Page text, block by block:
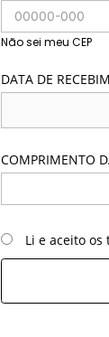
Não sei meu CEP
DATA DE
COMPRIMENTO
Li e aceito